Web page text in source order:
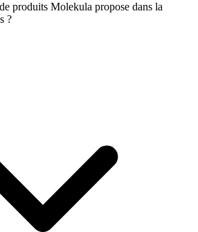
produits Molekula propose dans la
?